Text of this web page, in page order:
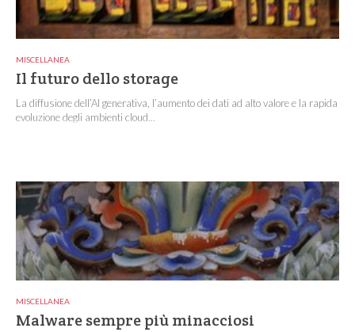
MISCELLANEA
Il futuro dello storage
La diffusione dell’AI generativa, l’aumento dei dati ad alto valore e la rapida
evoluzione degli ambienti cloud...
MISCELLANEA
Malware sempre più minacciosi